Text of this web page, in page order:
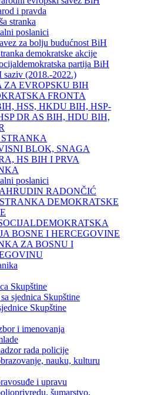
i pravda
stranka
poslanici
za bolju budućnost BiH
demokratske akcije
partija BiH
(2018.-2022.)
ZA EVROPSKU BIH
FRONTA
HSS, HKDU BIH, HSP-
DR AS BIH, HDU BIH,
BLOK, SNAGA
HS BIH I PRVA
poslanici
RADONČIĆ
DEMOKRATSKE
BOSNE I HERCEGOVINE
ZA BOSNU I
Skupštine
sjednica Skupštine
Skupštine
i imenovanja
rada policije
nauku, kulturu
i upravu
šumarstvo,